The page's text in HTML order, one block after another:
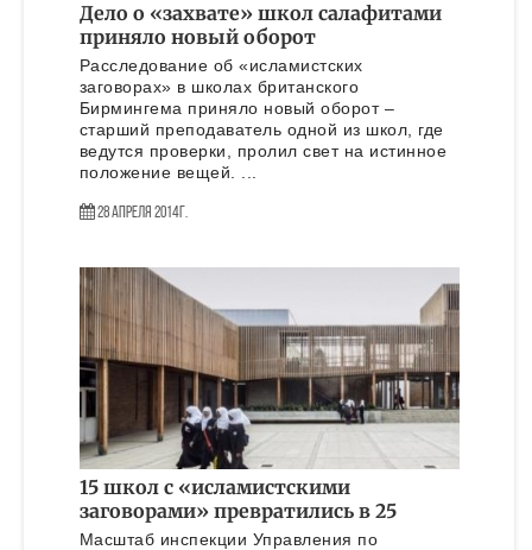
Дело о «захвате» школ салафитами
приняло новый оборот
Расследование об «исламистских
заговорах» в школах британского
Бирмингема приняло новый оборот –
старший преподаватель одной из школ, где
ведутся проверки, пролил свет на истинное
положение вещей. ...
28 Апреля 2014г.
15 школ с «исламистскими
заговорами» превратились в 25
Масштаб инспекции Управления по